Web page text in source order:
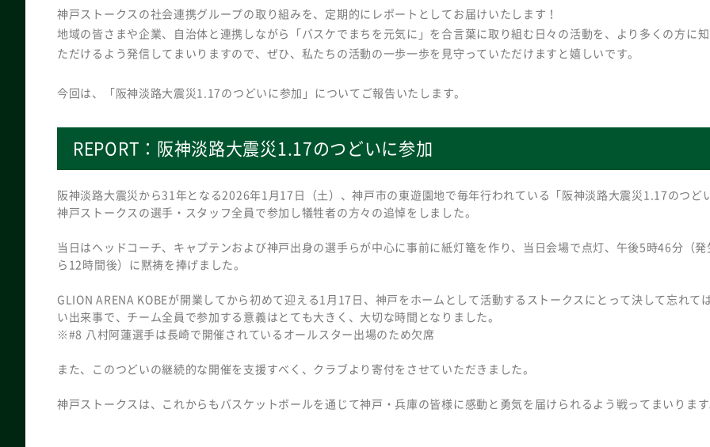
神戸ストークスの社会連携グループの取り組みを、定期的にレポートとしてお届けいたします！
地域の皆さまや企業、自治体と連携しながら「バスケでまちを元気に」を合言葉に取り組む日々の活動を、より多くの方に
ただけるよう発信してまいりますので、ぜひ、私たちの活動の一歩一歩を見守っていただけますと嬉しいです。
今回は、「阪神淡路大震災1.17のつどいに参加」についてご報告いたします。
REPORT：阪神淡路大震災1.17のつどいに参加
阪神淡路大震災から31年となる2026年1月17日（土）、神戸市の東遊園地で毎年行われている「阪神淡路大震災1.17のつど
神戸ストークスの選手・スタッフ全員で参加し犠牲者の方々の追悼をしました。
当日はヘッドコーチ、キャプテンおよび神戸出身の選手らが中心に事前に紙灯篭を作り、当日会場で点灯、午後5時46分（
ら12時間後）に黙祷を捧げました。
GLION ARENA KOBEが開業してから初めて迎える1月17日、神戸をホームとして活動するストークスにとって決して忘れて
い出来事で、チーム全員で参加する意義はとても大きく、大切な時間となりました。
※#8 八村阿蓮選手は長崎で開催されているオールスター出場のため欠席
また、このつどいの継続的な開催を支援すべく、クラブより寄付をさせていただきました。
神戸ストークスは、これからもバスケットボールを通じて神戸・兵庫の皆様に感動と勇気を届けられるよう戦ってまいりま